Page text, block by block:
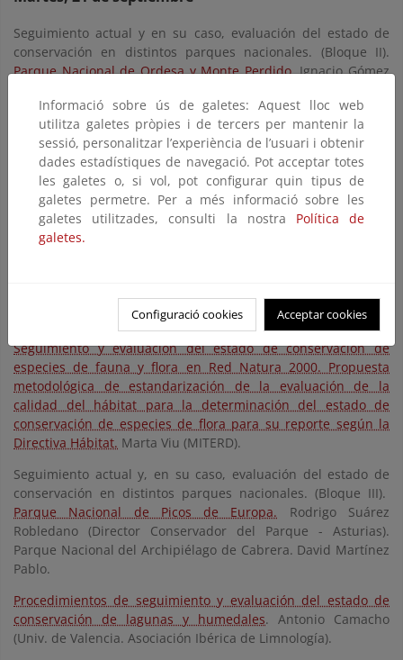
Seguimiento actual y en su caso, evaluación del estado de
conservación en distintos parques nacionales. (Bloque II).
Parque Nacional de Ordesa y Monte Perdido. Ignacio Gómez
Seguimiento y evaluación del estado de conservación de los
sistemas naturales geológicos.Luis Carcavilla (Instituto
Geológico y Minero de España).
Evaluación del efecto de las presiones, impactos y amenazas
en el estado de conservación de los hábitats. Francisco Lloret
(CREAF. Universitat Autònoma Barcelona. AEET).
áreas protegidas basada en Teledetección. Javier Cabello
(Universidad de Almería).
Seguimiento y evaluación del estado de conservación de
especies de fauna y flora en Red Natura 2000. Propuesta
metodológica de estandarización de la evaluación de la
calidad del hábitat para la determinación del estado de
conservación de especies de flora para su reporte según la
Directiva Hábitat. Marta Viu (MITERD).
Seguimiento actual y, en su caso, evaluación del estado de
conservación en distintos parques nacionales. (Bloque III).
Parque Nacional de Picos de Europa. Rodrigo Suárez
Robledano (Director Conservador del Parque - Asturias).
Parque Nacional del Archipiélago de Cabrera. David Martínez
Pablo.
Procedimientos de seguimiento y evaluación del estado de
conservación de lagunas y humedales. Antonio Camacho
(Univ. de Valencia. Asociación Ibérica de Limnología).
Informació sobre ús de galetes: Aquest lloc web
utilitza galetes pròpies i de tercers per mantenir la
sessió, personalitzar l’experiència de l’usuari i obtenir
dades estadístiques de navegació. Pot acceptar totes
les galetes o, si vol, pot configurar quin tipus de
galetes permetre. Per a més informació sobre les
galetes utilitzades, consulti la nostra Política de
galetes.
Configuració cookies Acceptar cookies